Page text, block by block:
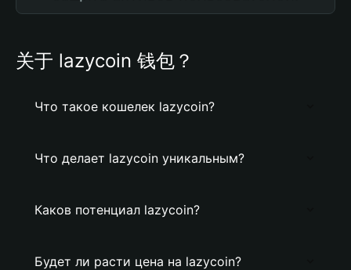
关于 lazycoin 钱包？
Что такое кошелек lazycoin?
Что делает lazycoin уникальным?
Каков потенциал lazycoin?
Будет ли расти цена на lazycoin?